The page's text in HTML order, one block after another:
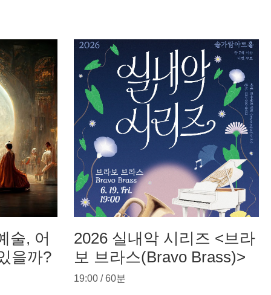
술, 어
을까?
2026 실내악 시리즈 <브라
보 브라스(Bravo Brass)>
19:00 / 60분